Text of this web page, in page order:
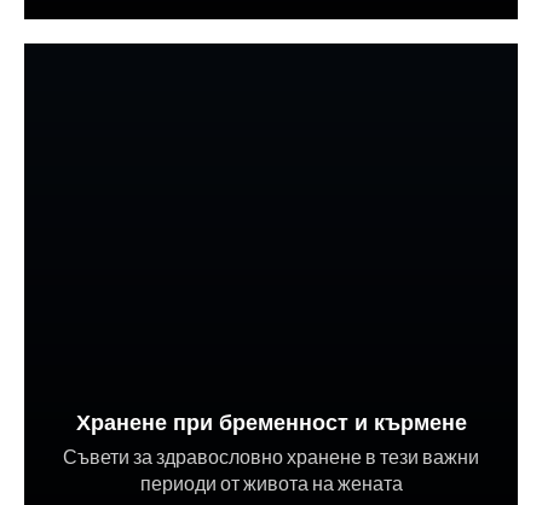
Хранене при бременност и кърмене
Съвети за здравословно хранене в тези важни
периоди от живота на жената